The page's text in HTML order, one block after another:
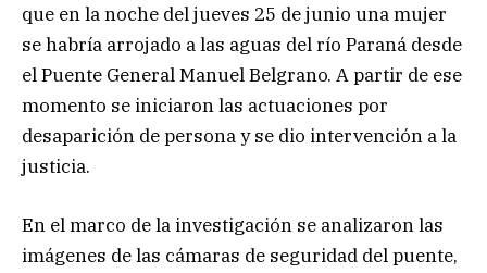
que en la noche del jueves 25 de junio una mujer
se habría arrojado a las aguas del río Paraná desde
el Puente General Manuel Belgrano. A partir de ese
momento se iniciaron las actuaciones por
desaparición de persona y se dio intervención a la
justicia.
En el marco de la investigación se analizaron las
imágenes de las cámaras de seguridad del puente,